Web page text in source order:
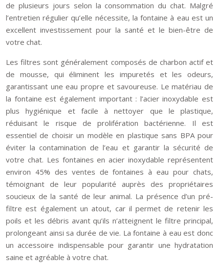
de plusieurs jours selon la consommation du chat. Malgré
l’entretien régulier qu’elle nécessite, la fontaine à eau est un
excellent investissement pour la santé et le bien-être de
votre chat.
Les filtres sont généralement composés de charbon actif et
de mousse, qui éliminent les impuretés et les odeurs,
garantissant une eau propre et savoureuse. Le matériau de
la fontaine est également important : l’acier inoxydable est
plus hygiénique et facile à nettoyer que le plastique,
réduisant le risque de prolifération bactérienne. Il est
essentiel de choisir un modèle en plastique sans BPA pour
éviter la contamination de l’eau et garantir la sécurité de
votre chat. Les fontaines en acier inoxydable représentent
environ 45% des ventes de fontaines à eau pour chats,
témoignant de leur popularité auprès des propriétaires
soucieux de la santé de leur animal. La présence d’un pré-
filtre est également un atout, car il permet de retenir les
poils et les débris avant qu’ils n’atteignent le filtre principal,
prolongeant ainsi sa durée de vie. La fontaine à eau est donc
un accessoire indispensable pour garantir une hydratation
saine et agréable à votre chat.